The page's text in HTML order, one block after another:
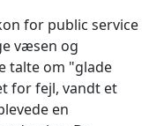
for public service
væsen og
talte om "glade
for fejl, vandt et
en